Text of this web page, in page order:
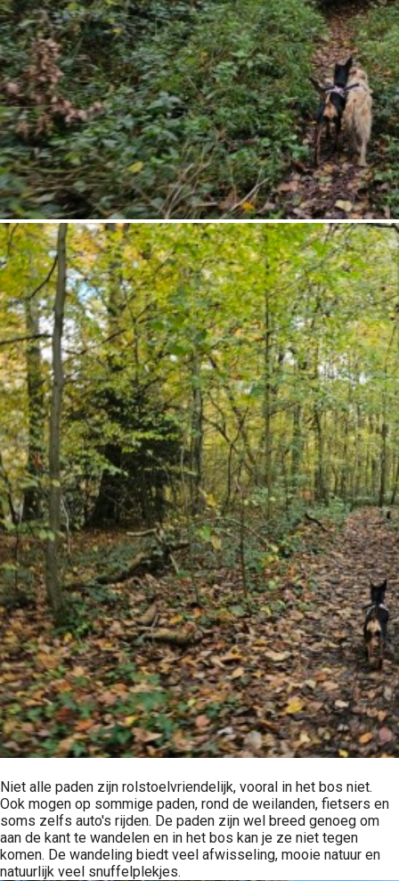
Niet alle paden zijn rolstoelvriendelijk, vooral in het bos niet.
Ook mogen op sommige paden, rond de weilanden, fietsers en
soms zelfs auto's rijden. De paden zijn wel breed genoeg om
aan de kant te wandelen en in het bos kan je ze niet tegen
komen. De wandeling biedt veel afwisseling, mooie natuur en
natuurlijk veel snuffelplekjes.